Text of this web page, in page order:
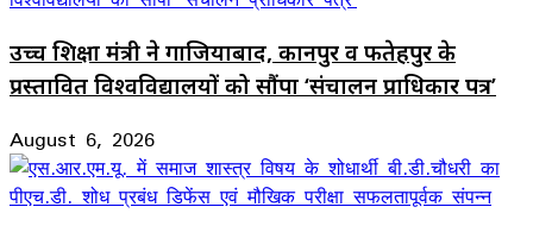
उच्च शिक्षा मंत्री ने गाजियाबाद, कानपुर व फतेहपुर के
प्रस्तावित विश्वविद्यालयों को सौंपा ‘संचालन प्राधिकार पत्र’
August 6, 2026